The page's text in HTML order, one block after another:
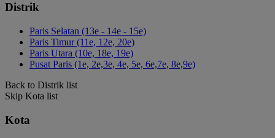
Distrik
Paris Selatan (13e - 14e - 15e)
Paris Timur (11e, 12e, 20e)
Paris Utara (10e, 18e, 19e)
Pusat Paris (1e, 2e,3e, 4e, 5e, 6e,7e, 8e,9e)
Back to Distrik list
Skip Kota list
Kota